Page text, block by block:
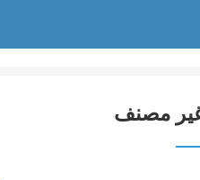
مصنف